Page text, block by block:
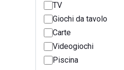
TV
Giochi da tavolo
Carte
Videogiochi
Piscina